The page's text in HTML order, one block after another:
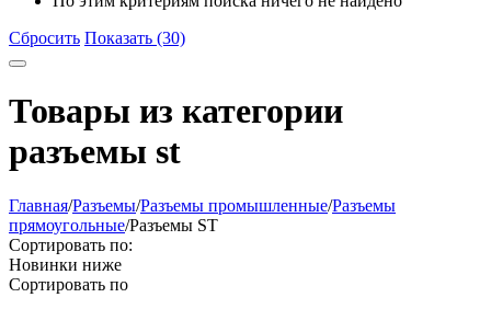
Сбросить Показать (30)
Товары из категории
разъeмы st
Главная/Разъeмы/Разъeмы промышленные/Разъeмы
прямоугольные/Разъeмы ST
Сортировать по:
Новинки ниже
Сортировать по